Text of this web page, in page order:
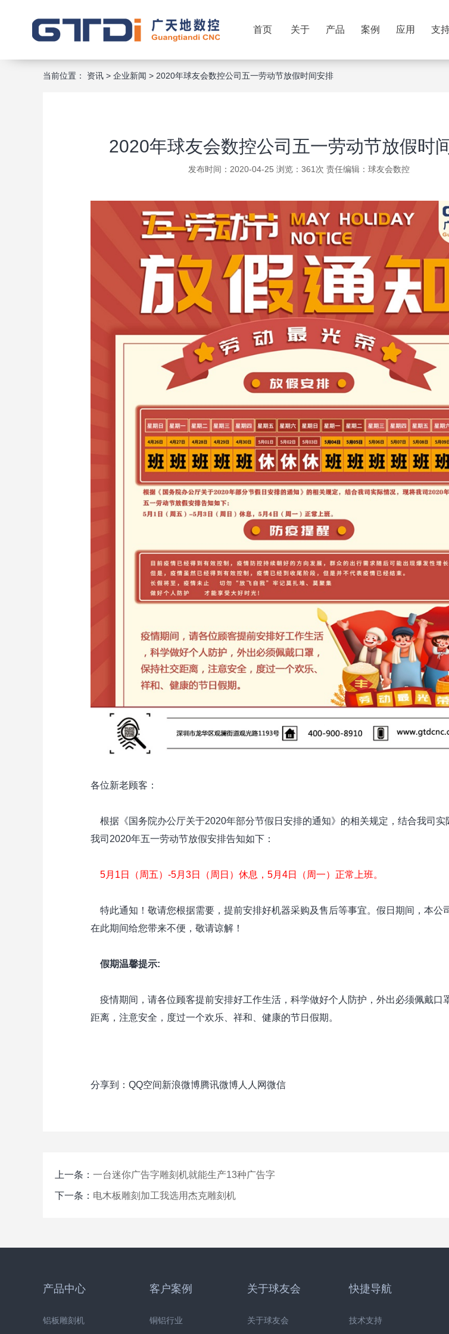
首页 关于 产品 案例 应用 支
当前位置： 资讯 > 企业新闻 > 2020年球友会数控公司五一劳动节放假时间安排
2020年球友会数控公司五一劳动节放假时
发布时间：2020-04-25 浏览：361次 责任编辑： 球友会数控
各位新老顾客：
根据《国务院办公厅关于2020年部分节假日安排的通知》的相关规定，结合我司实
我司2020年五一劳动节放假安排告知如下：
5月1日（周五）-5月3日（周日）休息，5月4日（周一）正常上班。
特此通知！敬请您根据需要，提前安排好机器采购及售后等事宜。假日期间，本公
在此期间给您带来不便，敬请谅解！
假期温馨提示:
疫情期间，请各位顾客提前安排好工作生活，科学做好个人防护，外出必须佩戴口
距离，注意安全，度过一个欢乐、祥和、健康的节日假期。
分享到： QQ空间新浪微博腾讯微博 人人网微信
上一条： 一台迷你广告字雕刻机就能生产13种广告字
下一条： 电木板雕刻加工我选用杰克雕刻机
产品中心
铝板雕刻机
客户案例
铜铝行业
关于球友会
关于球友会
快捷导航
技术支持